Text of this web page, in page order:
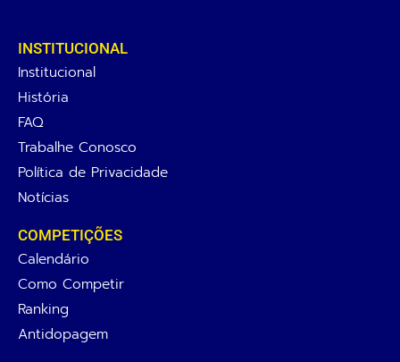
INSTITUCIONAL
Institucional
História
FAQ
Trabalhe Conosco
Política de Privacidade
Notícias
COMPETIÇÕES
Calendário
Como Competir
Ranking
Antidopagem